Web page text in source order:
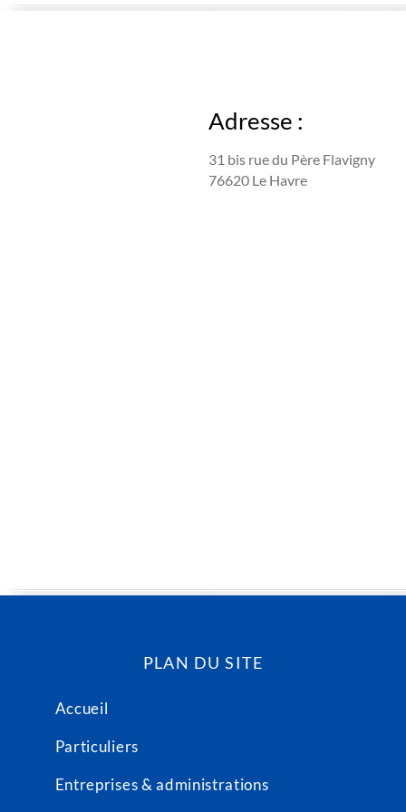
Adresse :
31 bis rue du Père Flavigny
76620 Le Havre
PLAN DU SITE
Accueil
Particuliers
Entreprises & administrations